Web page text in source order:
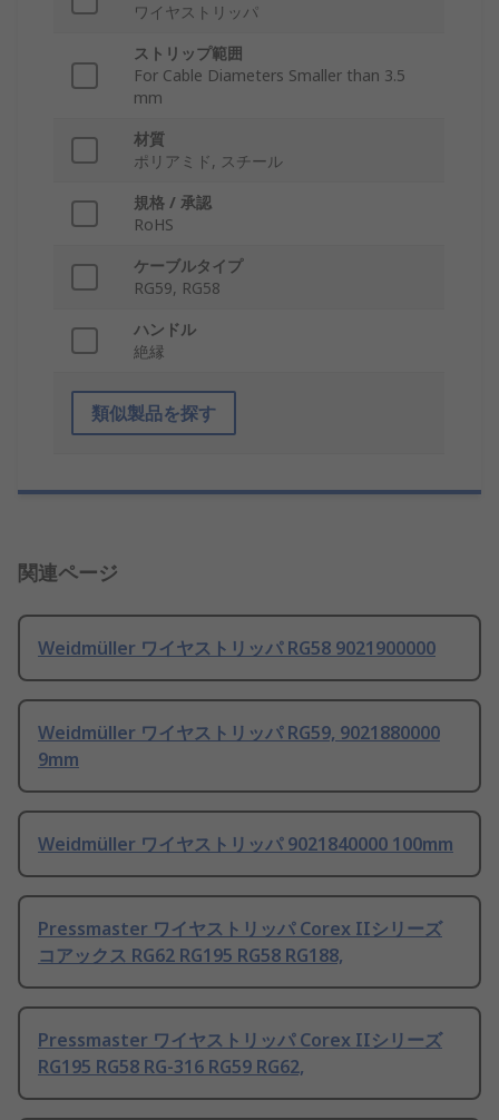
ワイヤストリッパ
ストリップ範囲
For Cable Diameters Smaller than 3.5
mm
材質
ポリアミド, スチール
規格 / 承認
RoHS
ケーブルタイプ
RG59, RG58
ハンドル
絶縁
類似製品を探す
関連ページ
Weidmüller ワイヤストリッパ RG58 9021900000
Weidmüller ワイヤストリッパ RG59, 9021880000
9mm
Weidmüller ワイヤストリッパ 9021840000 100mm
Pressmaster ワイヤストリッパ Corex IIシリーズ
コアックス RG62 RG195 RG58 RG188,
Pressmaster ワイヤストリッパ Corex IIシリーズ
RG195 RG58 RG-316 RG59 RG62,